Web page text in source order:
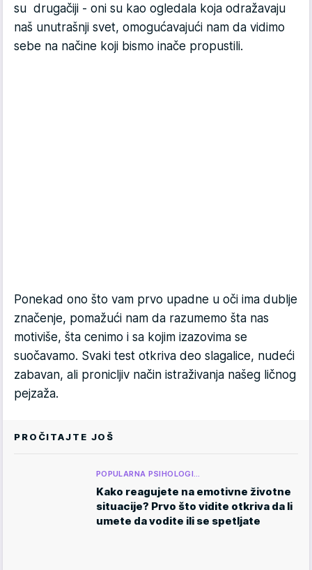
su drugačiji - oni su kao ogledala koja odražavaju
naš unutrašnji svet, omogućavajući nam da vidimo
sebe na načine koji bismo inače propustili.
Ponekad ono što vam prvo upadne u oči ima dublje
značenje, pomažući nam da razumemo šta nas
motiviše, šta cenimo i sa kojim izazovima se
suočavamo. Svaki test otkriva deo slagalice, nudeći
zabavan, ali pronicljiv način istraživanja našeg ličnog
pejzaža.
PROČITAJTE JOŠ
POPULARNA PSIHOLOGI…
Kako reagujete na emotivne životne
situacije? Prvo što vidite otkriva da li
umete da vodite ili se spetljate